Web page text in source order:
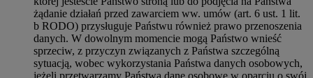
żądanie działań przed zawarciem ww. umów (art. 6 ust. 1 lit.
b RODO) przysługuje Państwu również prawo przenoszenia
danych. W dowolnym momencie mogą Państwo wnieść
sprzeciw, z przyczyn związanych z Państwa szczególną
sytuacją, wobec wykorzystania Państwa danych osobowych,
jeżeli przetwarzamy Państwa dane osobowe w oparciu o swój